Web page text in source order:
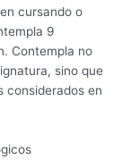
cursando o
9
Contempla no
sino que
considerados en